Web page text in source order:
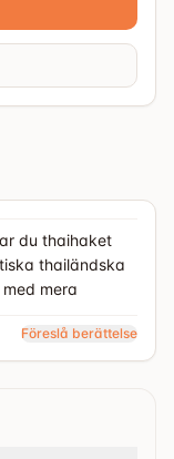
du thaihaket
thailändska
mera
Föreslå berättelse